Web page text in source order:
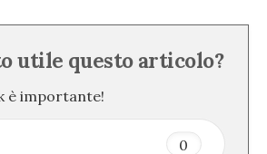
utile questo articolo?
è importante!
0